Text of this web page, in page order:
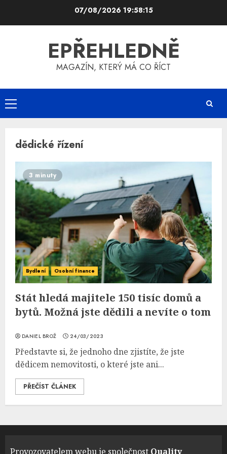
07/08/2026 19:58:15
EPŘEHLEDNĚ
MAGAZÍN, KTERÝ MÁ CO ŘÍCT
Primary
Menu
dědické řízení
3 minuty
Bydlení Osobní finance
Stát hledá majitele 150 tisíc domů a
bytů. Možná jste dědili a nevíte o tom
DANIEL BROŽ 24/03/2023
Představte si, že jednoho dne zjistíte, že jste
dědicem nemovitosti, o které jste ani...
PŘEČÍST ČLÁNEK
Provozovatelem webu je společnost Quality